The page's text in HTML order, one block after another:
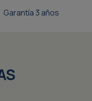
Garantía 3 años